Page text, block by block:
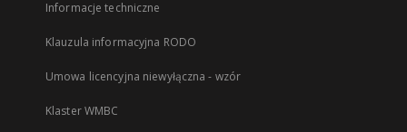
Informacje techniczne
Klauzula informacyjna RODO
Umowa licencyjna niewyłączna - wzór
Klaster WMBC